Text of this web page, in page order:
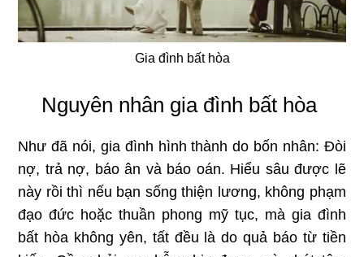
Gia đình bất hòa
Nguyên nhân gia đình bất hòa
Như đã nói, gia đình hình thành do bốn nhân: Đòi
nợ, trả nợ, báo ân và báo oán. Hiểu sâu được lẽ
này rồi thì nếu bạn sống thiện lương, không phạm
đạo đức hoặc thuần phong mỹ tục, mà gia đình
bất hòa không yên, tất đều là do quả báo từ tiền